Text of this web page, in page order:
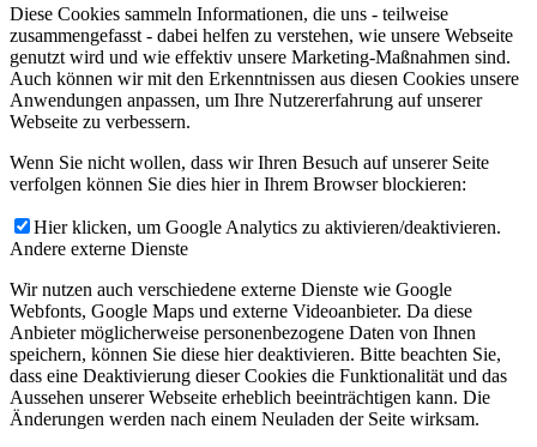
Diese Cookies sammeln Informationen, die uns - teilweise
zusammengefasst - dabei helfen zu verstehen, wie unsere Webseite
genutzt wird und wie effektiv unsere Marketing-Maßnahmen sind.
Auch können wir mit den Erkenntnissen aus diesen Cookies unsere
Anwendungen anpassen, um Ihre Nutzererfahrung auf unserer
Webseite zu verbessern.
Wenn Sie nicht wollen, dass wir Ihren Besuch auf unserer Seite
verfolgen können Sie dies hier in Ihrem Browser blockieren:
Hier klicken, um Google Analytics zu aktivieren/deaktivieren.
Andere externe Dienste
Wir nutzen auch verschiedene externe Dienste wie Google
Webfonts, Google Maps und externe Videoanbieter. Da diese
Anbieter möglicherweise personenbezogene Daten von Ihnen
speichern, können Sie diese hier deaktivieren. Bitte beachten Sie,
dass eine Deaktivierung dieser Cookies die Funktionalität und das
Aussehen unserer Webseite erheblich beeinträchtigen kann. Die
Änderungen werden nach einem Neuladen der Seite wirksam.